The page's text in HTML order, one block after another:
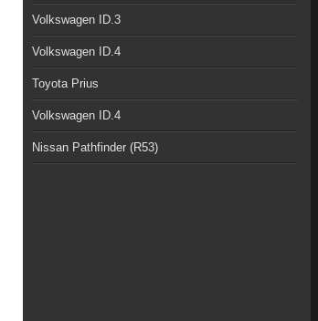
Volkswagen ID.3
Volkswagen ID.4
Toyota Prius
Volkswagen ID.4
Nissan Pathfinder (R53)